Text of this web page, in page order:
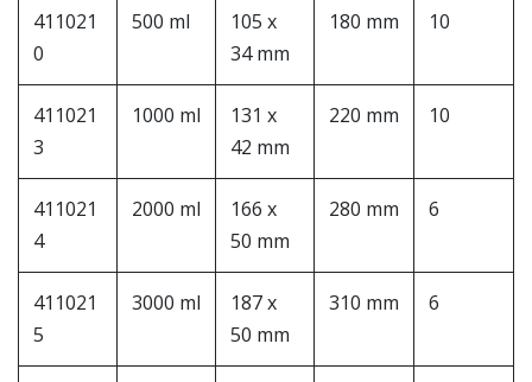
411021
0
500 ml
105 x
34 mm
180 mm 10
411021
3
1000 ml
131 x
42 mm
220 mm 10
411021
4
2000 ml
166 x
50 mm
280 mm 6
411021
5
3000 ml
187 x
50 mm
310 mm 6